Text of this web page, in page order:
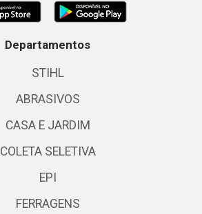
Departamentos
STIHL
ABRASIVOS
CASA E JARDIM
COLETA SELETIVA
EPI
FERRAGENS